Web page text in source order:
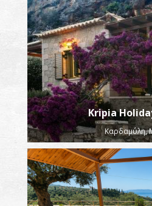
Kripia
Καρδαμύλη,